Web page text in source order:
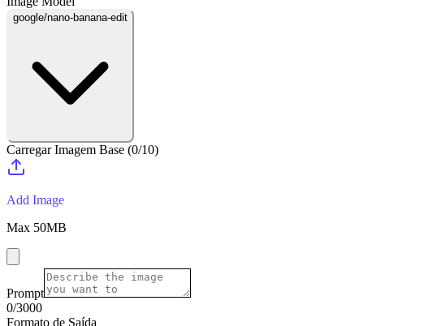
google/nano-banana-edit
Carregar Imagem Base (0/10)
Add Image
Max 50MB
Prompt
0/3000
Formato de Saída